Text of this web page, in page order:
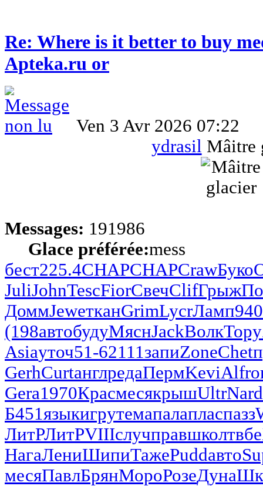
Re: Where is it better to buy
Apteka.ru or
Ven 3 Avr 2026 07:22
ydrasil Mâitre
Messages: 191986
Glace préférée:mess
бест225.4CHAPCHAPCrawБуко
JuliJohnTescFiorСвечClifГрыж
ДоммJeweтканGrimLycrЛамп
(198автобудуМяснJackВолкТору
Asiaуточ51-62111запиZoneChet
GerhCurtанглредаПермKeviAlfr
Gera1970КрасмесякрышUltrNard
Б451языкигрутемапалапласпазз
ЛитРЛитРVIIIслучправшколтвбе
НагаЛениШипиТажеPuddавто
месяПавлБрянМороРозеДуна